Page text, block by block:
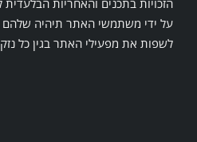
על ידי משתמשי האתר תיהיה שלהם
לשפות את מפעילי האתר בגין כל